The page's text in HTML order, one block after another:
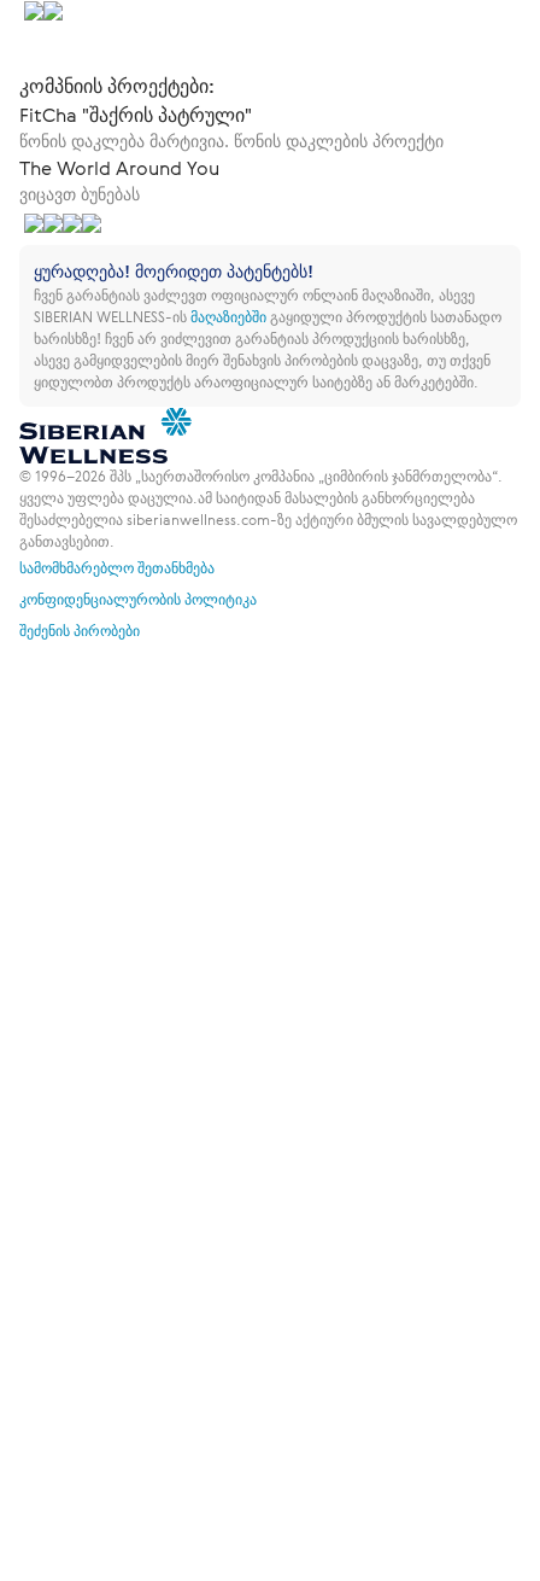
კომპნიის პროექტები:
FitCha "შაქრის პატრული"
წონის დაკლება მარტივია. წონის დაკლების პროექტი
The World Around You
ვიცავთ ბუნებას
ყურადღება! მოერიდეთ პატენტებს!
ჩვენ გარანტიას ვაძლევთ ოფიციალურ ონლაინ მაღაზიაში, ასევე
SIBERIAN WELLNESS-ისმაღაზიებშიგაყიდული პროდუქტის სათანადო
ხარისხზე! ჩვენ არ ვიძლევით გარანტიას პროდუქციის ხარისხზე,
ასევე გამყიდველების მიერ შენახვის პირობების დაცვაზე, თუ თქვენ
ყიდულობთ პროდუქტს არაოფიციალურ საიტებზე ან მარკეტებში.
© 1996–2026 შპს „საერთაშორისო კომპანია „ციმბირის ჯანმრთელობა“.
ყველა უფლება დაცულია. ამ საიტიდან მასალების განხორციელება
შესაძლებელია siberianwellness.com-ზე აქტიური ბმულის სავალდებულო
განთავსებით.
სამომხმარებლო შეთანხმება
კონფიდენციალურობის პოლიტიკა
შეძენის პირობები